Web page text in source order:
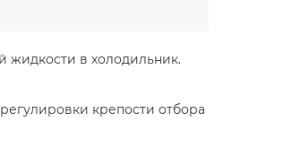
жидкости в холодильник.
крепости отбора